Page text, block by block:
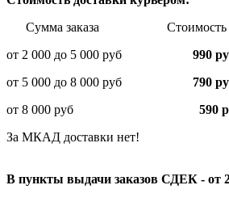
Сумма заказа Стоимость
от 2 000 до 5 000 руб
990
от 5 000 до 8 000 руб 790
от 8 000 руб 590
За МКАД доставки нет!
В пункты выдачи заказов СДЕК - от